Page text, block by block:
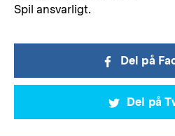
Spil ansvarligt.
Del på
Del på